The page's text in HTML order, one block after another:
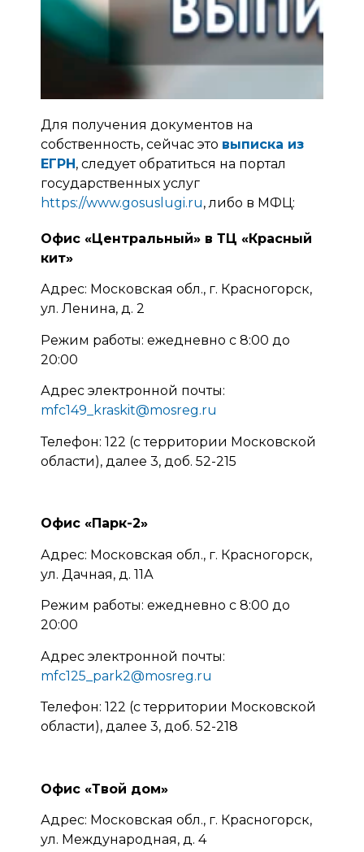
Для получения документов на
собственность, сейчас это выписка из
ЕГРН, следует обратиться на портал
государственных услуг
https://www.gosuslugi.ru, либо в МФЦ:
Офис «Центральный» в ТЦ «Красный
кит»
Адрес: Московская обл., г. Красногорск,
ул. Ленина, д. 2
Режим работы: ежедневно с 8:00 до
20:00
Адрес электронной почты:
mfc149_kraskit@mosreg.ru
Телефон: 122 (с территории Московской
области), далее 3, доб. 52-215
Офис «Парк-2»
Адрес: Московская обл., г. Красногорск,
ул. Дачная, д. 11А
Режим работы: ежедневно с 8:00 до
20:00
Адрес электронной почты:
mfc125_park2@mosreg.ru
Телефон: 122 (с территории Московской
области), далее 3, доб. 52-218
Офис «Твой дом»
Адрес: Московская обл., г. Красногорск,
ул. Международная, д. 4